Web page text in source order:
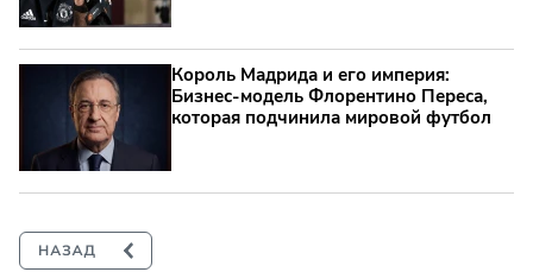
Король Мадрида и его империя:
Бизнес-модель Флорентино Переса,
которая подчинила мировой футбол